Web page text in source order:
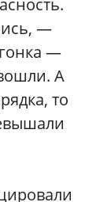
—
—
А
то